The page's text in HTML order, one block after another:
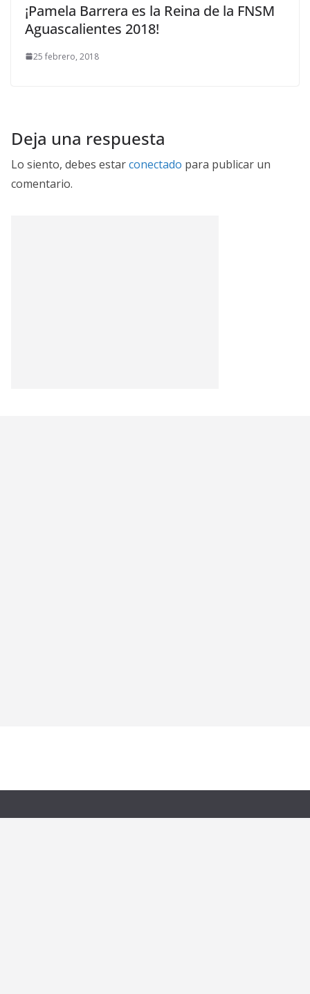
¡Pamela Barrera es la Reina de la FNSM
Aguascalientes 2018!
25 febrero, 2018
Deja una respuesta
Lo siento, debes estarconectado para publicar un
comentario.